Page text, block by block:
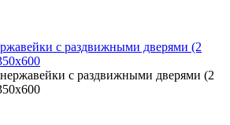
с раздвижными дверями (2